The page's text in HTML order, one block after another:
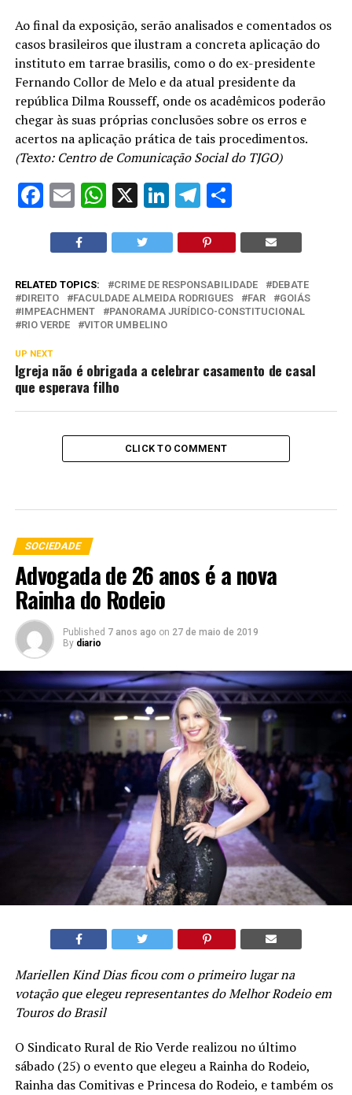
Ao final da exposição, serão analisados e comentados os
casos brasileiros que ilustram a concreta aplicação do
instituto em tarrae brasilis, como o do ex-presidente
Fernando Collor de Melo e da atual presidente da
república Dilma Rousseff, onde os acadêmicos poderão
chegar às suas próprias conclusões sobre os erros e
acertos na aplicação prática de tais procedimentos.
(Texto: Centro de Comunicação Social do TJGO)
Facebook
EmailWhatsApp
X LinkedIn
Telegram
Share
RELATED TOPICS: CRIME DE RESPONSABILIDADE
DEBATE
DIREITO
FACULDADE ALMEIDA RODRIGUES FAR
GOIÁS
IMPEACHMENT
PANORAMA JURÍDICO-CONSTITUCIONAL
RIO VERDE
VITOR UMBELINO
UP NEXT
Igreja não é obrigada a celebrar casamento de casal
que esperava filho
CLICK TO COMMENT
SOCIEDADE
Advogada de 26 anos é a nova
Rainha do Rodeio
Published 7 anos ago on 27 de maio de 2019
By diario
Mariellen Kind Dias ficou com o primeiro lugar na
votação que elegeu representantes do Melhor Rodeio em
Touros do Brasil
O Sindicato Rural de Rio Verde realizou no último
sábado (25) o evento que elegeu a Rainha do Rodeio,
Rainha das Comitivas e Princesa do Rodeio, e também os